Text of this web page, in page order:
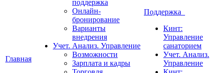
Главная
поддержка
Онлайн-
бронирование
Варианты
внедрения
Учет. Анализ. Управление
Возможности
Зарплата и кадры
Поддержка
Кинт:
Управление
санаторием
Учет. Анализ.
Управление